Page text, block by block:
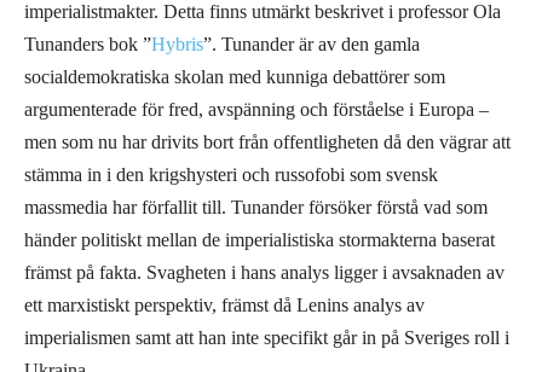
imperialistmakter. Detta finns utmärkt beskrivet i professor Ola
Tunanders bok ”Hybris”. Tunander är av den gamla
socialdemokratiska skolan med kunniga debattörer som
argumenterade för fred, avspänning och förståelse i Europa –
men som nu har drivits bort från offentligheten då den vägrar att
stämma in i den krigshysteri och russofobi som svensk
massmedia har förfallit till. Tunander försöker förstå vad som
händer politiskt mellan de imperialistiska stormakterna baserat
främst på fakta. Svagheten i hans analys ligger i avsaknaden av
ett marxistiskt perspektiv, främst då Lenins analys av
imperialismen samt att han inte specifikt går in på Sveriges roll i